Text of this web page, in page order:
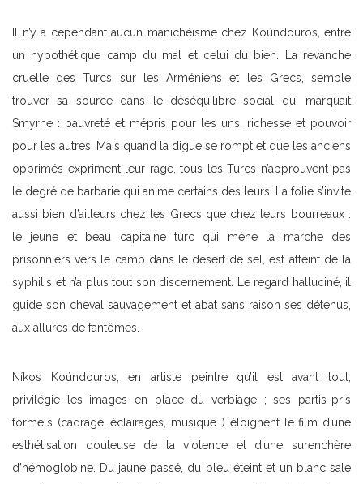
Il n’y a cependant aucun manichéisme chez Koúndouros, entre
un hypothétique camp du mal et celui du bien. La revanche
cruelle des Turcs sur les Arméniens et les Grecs, semble
trouver sa source dans le déséquilibre social qui marquait
Smyrne : pauvreté et mépris pour les uns, richesse et pouvoir
pour les autres. Mais quand la digue se rompt et que les anciens
opprimés expriment leur rage, tous les Turcs n’approuvent pas
le degré de barbarie qui anime certains des leurs. La folie s’invite
aussi bien d’ailleurs chez les Grecs que chez leurs bourreaux :
le jeune et beau capitaine turc qui mène la marche des
prisonniers vers le camp dans le désert de sel, est atteint de la
syphilis et n’a plus tout son discernement. Le regard halluciné, il
guide son cheval sauvagement et abat sans raison ses détenus,
aux allures de fantômes.
Níkos Koúndouros, en artiste peintre qu’il est avant tout,
privilégie les images en place du verbiage ; ses partis-pris
formels (cadrage, éclairages, musique…) éloignent le film d’une
esthétisation douteuse de la violence et d’une surenchère
d’hémoglobine. Du jaune passé, du bleu éteint et un blanc sale